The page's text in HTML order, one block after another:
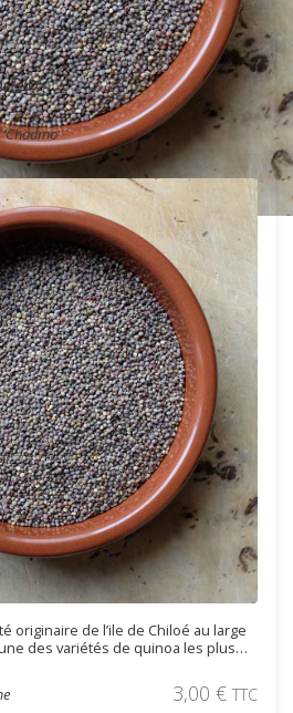
Bio
originaire de l’ile de Chiloé au large
des variétés de quinoa les plus
pré-récolte. Les graines de quinoa
Les graines doivent être
3,00 € TTC